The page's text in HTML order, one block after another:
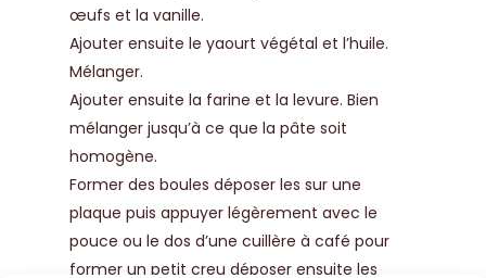
œufs et la vanille.
Ajouter ensuite le yaourt végétal et l’huile.
Mélanger.
Ajouter ensuite la farine et la levure. Bien
mélanger jusqu’à ce que la pâte soit
homogène.
Former des boules déposer les sur une
plaque puis appuyer légèrement avec le
pouce ou le dos d’une cuillère à café pour
former un petit creu déposer ensuite les